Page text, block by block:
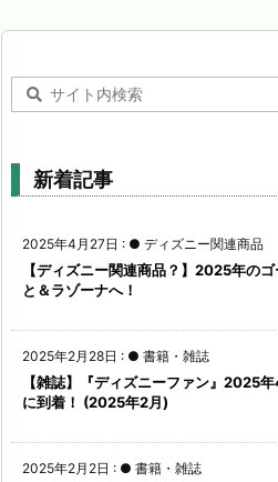
新着記事
2025年4月27日 : ● ディズニー関連商品
【ディズニー関連商品？】2025年の
と＆ラゾーナへ！
2025年2月28日 : ● 書籍・雑誌
【雑誌】『ディズニーファン』2025
に到着！ (2025年2月)
2025年2月2日 : ● 書籍・雑誌